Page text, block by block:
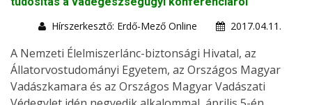
Hírszerkesztő: Erdő-Mező Online
2017.04.11.
A Nemzeti Élelmiszerlánc-biztonsági Hivatal, az
Állatorvostudományi Egyetem, az Országos Magyar
Vadászkamara és az Országos Magyar Vadászati